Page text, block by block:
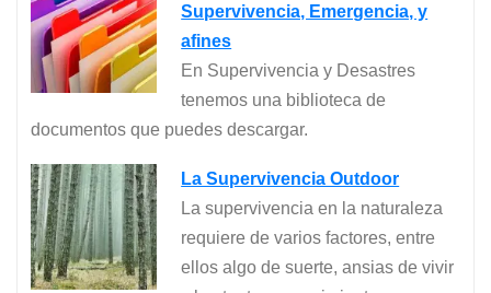
Supervivencia, Emergencia, y
afines
En Supervivencia y Desastres
tenemos una biblioteca de
documentos que puedes descargar.
La Supervivencia Outdoor
La supervivencia en la naturaleza
requiere de varios factores, entre
ellos algo de suerte, ansias de vivir